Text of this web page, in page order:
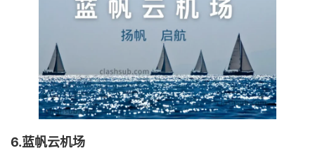
6.蓝帆云机场